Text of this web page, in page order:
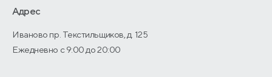
О производстве
Адрес
Иваново пр. Текстильщиков, д. 125
Ежедневно с 9:00 до 20:00